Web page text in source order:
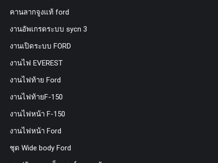
คานลากจูงแท้ ford
งานอัพเกรดระบบ sycn 3
งานเปิดระบบ FORD
งานไฟ EVEREST
งานไฟท้าย Ford
งานไฟท้ายF-150
งานไฟหน้า F-150
งานไฟหน้า Ford
ชุด Wide body Ford